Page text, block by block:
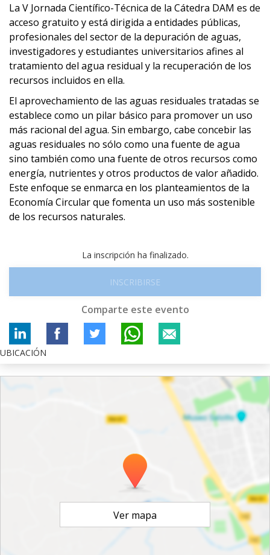
La V Jornada Científico-Técnica de la Cátedra DAM es de
acceso gratuito y está dirigida a entidades públicas,
profesionales del sector de la depuración de aguas,
investigadores y estudiantes universitarios afines al
tratamiento del agua residual y la recuperación de los
recursos incluidos en ella.
El aprovechamiento de las aguas residuales tratadas se
establece como un pilar básico para promover un uso
más racional del agua. Sin embargo, cabe concebir las
aguas residuales no sólo como una fuente de agua
sino también como una fuente de otros recursos como
energía, nutrientes y otros productos de valor añadido.
Este enfoque se enmarca en los planteamientos de la
Economía Circular que fomenta un uso más sostenible
de los recursos naturales.
La inscripción ha finalizado.
INSCRIBIRSE
Comparte este evento
UBICACIÓN
Ver mapa